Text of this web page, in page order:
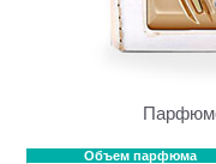
Объем парфюма